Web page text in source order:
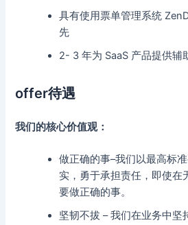
具有使用票单管理系统
先
2- 3 年为 SaaS 产品提供辅
offer待遇
我们的核心价值观：
做正确的事–我们以最高标
实，勇于承担责任，即使在
要做正确的事。
坚韧不拔 – 我们在业务中坚